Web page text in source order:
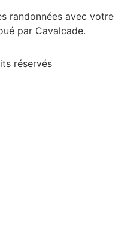
randonnées avec votre
par Cavalcade.
réservés